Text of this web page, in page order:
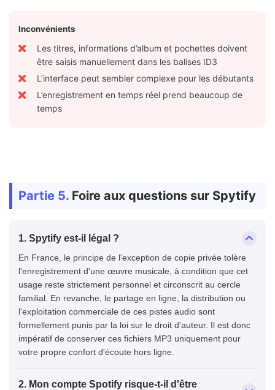
Inconvénients
Les titres, informations d’album et pochettes doivent
être saisis manuellement dans les balises ID3
L’interface peut sembler complexe pour les débutants
L’enregistrement en temps réel prend beaucoup de
temps
Partie 5. Foire aux questions sur Spytify
1. Spytify est-il légal ?
En France, le principe de l'exception de copie privée tolère
l'enregistrement d'une œuvre musicale, à condition que cet
usage reste strictement personnel et circonscrit au cercle
familial. En revanche, le partage en ligne, la distribution ou
l'exploitation commerciale de ces pistes audio sont
formellement punis par la loi sur le droit d'auteur. Il est donc
impératif de conserver ces fichiers MP3 uniquement pour
votre propre confort d'écoute hors ligne.
2. Mon compte Spotify risque-t-il d'être